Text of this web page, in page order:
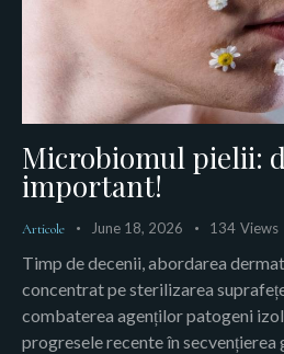
Microbiomul pielii:
important!
Articole June 18, 2026 134 Views
Timp de decenii, abordarea
concentrat pe sterilizarea
combaterea agenților patogeni
progresele recente în secvențierea